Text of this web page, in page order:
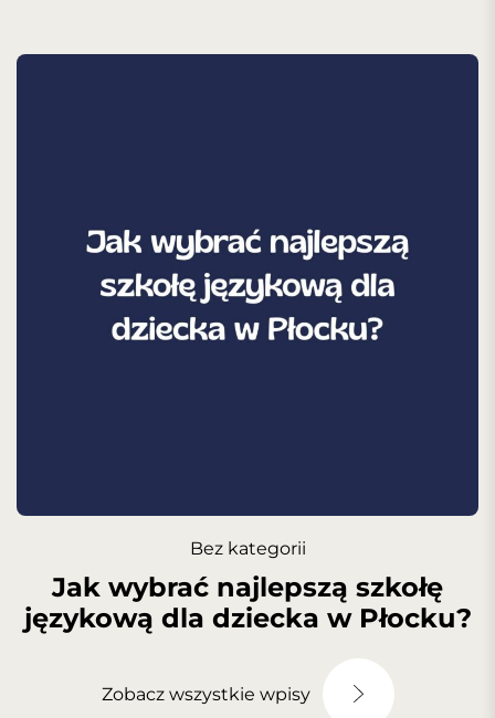
Bez kategorii
Jak wybrać najlepszą szkołę
językową dla dziecka w Płocku?
Zobacz wszystkie wpisy